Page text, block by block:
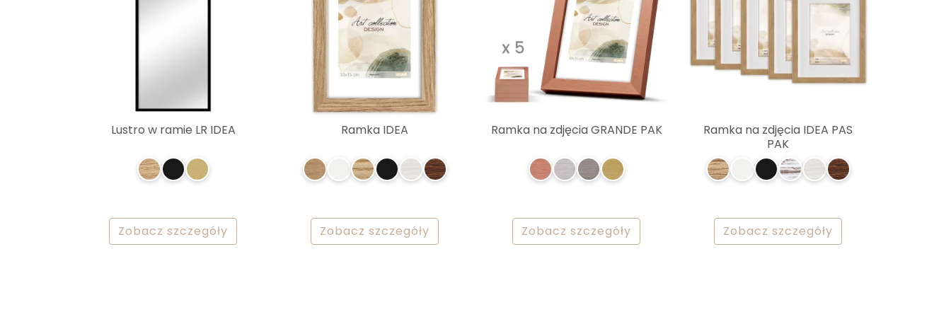
Lustro w ramie LR IDEA
Zobacz szczegóły
Ramka IDEA
Zobacz szczegóły
Ramka na zdjęcia GRANDE PAK
Zobacz szczegóły
Ramka na zdjęcia IDEA PAS
PAK
Zobacz szczegóły